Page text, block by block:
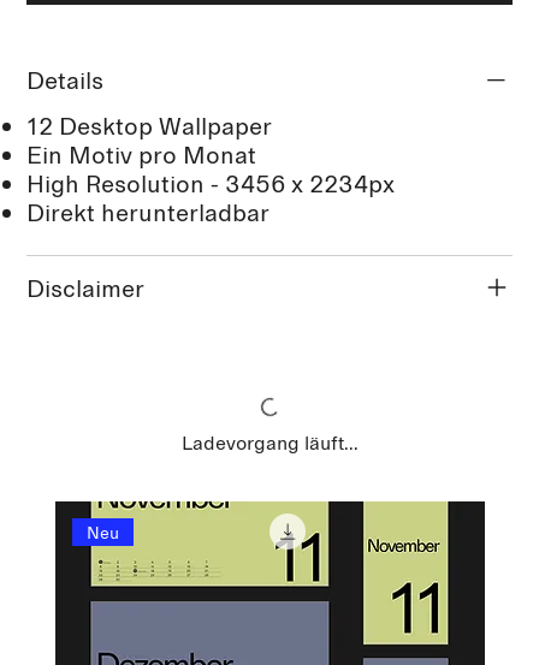
Details
12 Desktop Wallpaper
Ein Motiv pro Monat
High Resolution - 3456 x 2234px
Direkt herunterladbar
Disclaimer
Ladevorgang läuft...
Neu
Neu
Neu
Neu
Neu